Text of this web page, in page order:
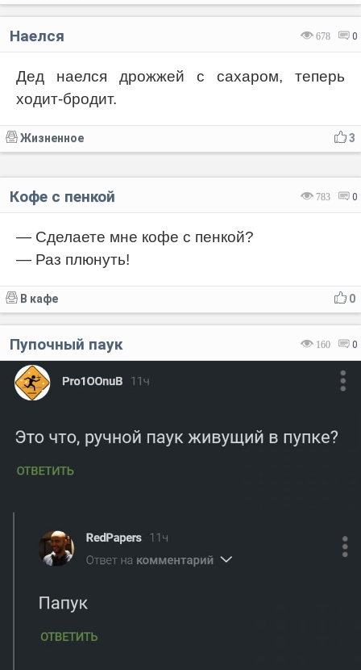
678 0
Наелся
Дед наелся дрожжей с сахаром, теперь
ходит-бродит.
3
Жизненное
783 0
Кофе с пенкой
— Сделаете мне кофе с пенкой?
— Раз плюнуть!
0
В кафе
160 0
Пупочный паук